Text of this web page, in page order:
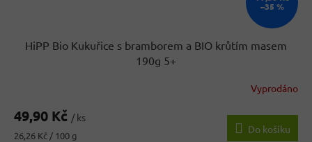
–35 %
HiPP Bio Kukuřice s bramborem a BIO krůtím masem
190g 5+
Vyprodáno
49,90 Kč / ks
Měrná
26,26 Kč / 100 g
Do košíku